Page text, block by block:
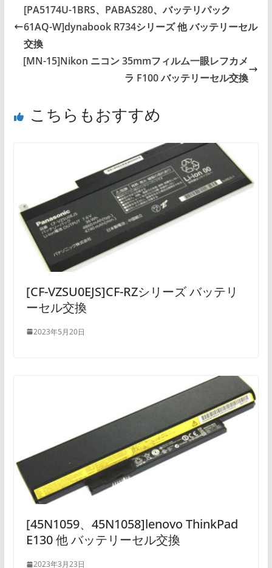
[PA5174U-1BRS、PABAS280、バッテリパック
61AQ-W]dynabook R734シリーズ 他 バッテリーセル
交換
[MN-15]Nikon ニコン 35mmフィルム一眼レフカメ
ラ F100 バッテリーセル交換
こちらもおすすめ
[CF-VZSU0EJS]CF-RZシリーズ バッテリ
ーセル交換
2023年5月20日
[45N1059、45N1058]lenovo ThinkPad
E130 他 バッテリーセル交換
2023年3月23日